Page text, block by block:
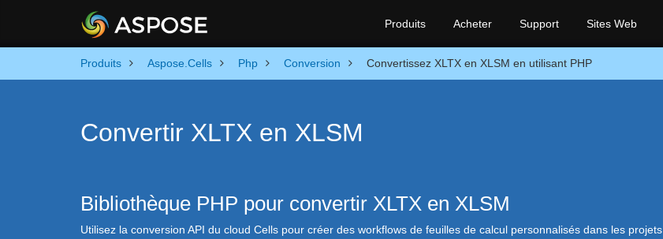
Produits Acheter Support Sites Web
Produits Aspose.Cells Php Conversion Convertissez XLTX en XLSM en utilisant PHP
Convertir XLTX en XLSM
Bibliothèque PHP pour convertir XLTX en XLSM
Utilisez la conversion API du cloud Cells pour créer des workflows de feuilles de calcul personnalisés dans les projets